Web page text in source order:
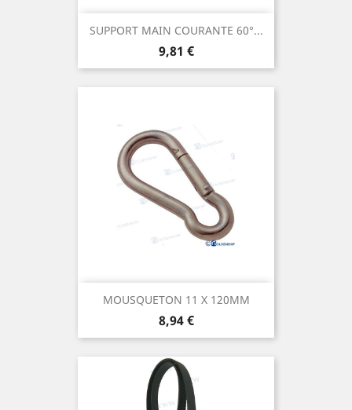
SUPPORT MAIN COURANTE 60°...
Prix
9,81 €
MOUSQUETON 11 X 120MM
Prix
8,94 €